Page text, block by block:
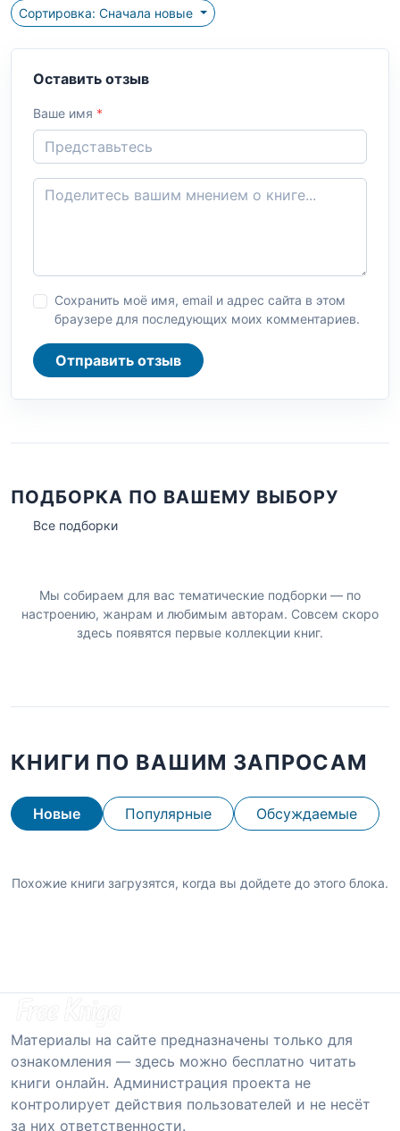
Сортировка: Сначала новые
Оставить отзыв
Ваше имя *
Сохранить моё имя, email и адрес сайта в этом
браузере для последующих моих комментариев.
Отправить отзыв
ПОДБОРКА ПО ВАШЕМУ ВЫБОРУ
Все подборки
Мы собираем для вас тематические подборки — по
настроению, жанрам и любимым авторам. Совсем скоро
здесь появятся первые коллекции книг.
КНИГИ ПО ВАШИМ ЗАПРОСАМ
Новые Популярные Обсуждаемые
Похожие книги загрузятся, когда вы дойдете до этого блока.
Материалы на сайте предназначены только для
ознакомления — здесь можно бесплатно читать
книги онлайн. Администрация проекта не
контролирует действия пользователей и не несёт
за них ответственности.